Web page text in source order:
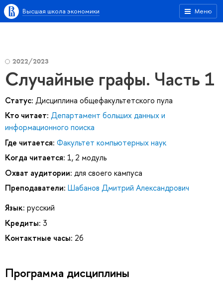
Меню
Высшая школа экономики
2022/2023
Случайные графы. Часть 1
Статус: Дисциплина общефакультетского пула
Кто читает: Департамент больших данных и
информационного поиска
Где читается: Факультет компьютерных наук
Когда читается: 1, 2 модуль
Охват аудитории: для своего кампуса
Преподаватели: Шабанов Дмитрий Александрович
Язык: русский
Кредиты: 3
Контактные часы: 26
Программа дисциплины